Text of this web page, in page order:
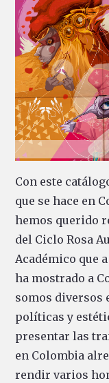
Con este
que se hace en
hemos querido
del Ciclo Rosa
Académico que
ha mostrado a
somos diversos
políticas y
presentar las
en Colombia
rendir varios